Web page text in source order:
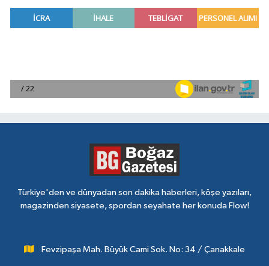
Türkiye'den ve dünyadan son dakika haberleri, köşe yazıları,
magazinden siyasete, spordan seyahate her konuda Flow!
Fevzipaşa Mah. Büyük Cami Sok. No: 34 / Çanakkale